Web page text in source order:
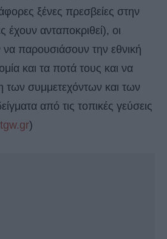
ξένες πρεσβείες στην
ανταποκριθεί), οι
παρουσιάσουν την εθνική
και τα ποτά τους και να
των συμμετεχόντων και των
από τις τοπικές γεύσεις
)